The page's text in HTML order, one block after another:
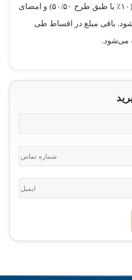
با پرداخت پیش‌پرداخت (۱۰٪ یا طبق طرح ۵۰/۵۰) و امضای
باقی مبلغ در اقساط طی
می‌شود.